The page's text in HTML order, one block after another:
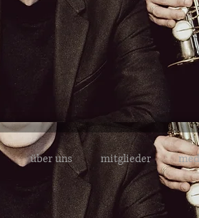
über uns mitglieder